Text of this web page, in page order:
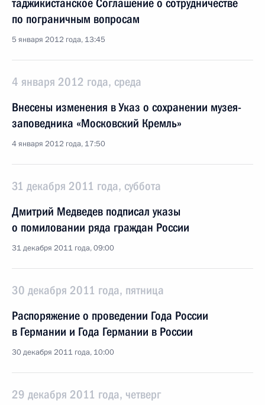
таджикистанское Соглашение о сотрудничестве
по пограничным вопросам
5 января 2012 года, 13:45
4 января 2012 года, среда
Внесены изменения в Указ о сохранении музея-
заповедника «Московский Кремль»
4 января 2012 года, 17:50
31 декабря 2011 года, суббота
Дмитрий Медведев подписал указы
о помиловании ряда граждан России
31 декабря 2011 года, 09:00
30 декабря 2011 года, пятница
Распоряжение о проведении Года России
в Германии и Года Германии в России
30 декабря 2011 года, 10:00
29 декабря 2011 года, четверг